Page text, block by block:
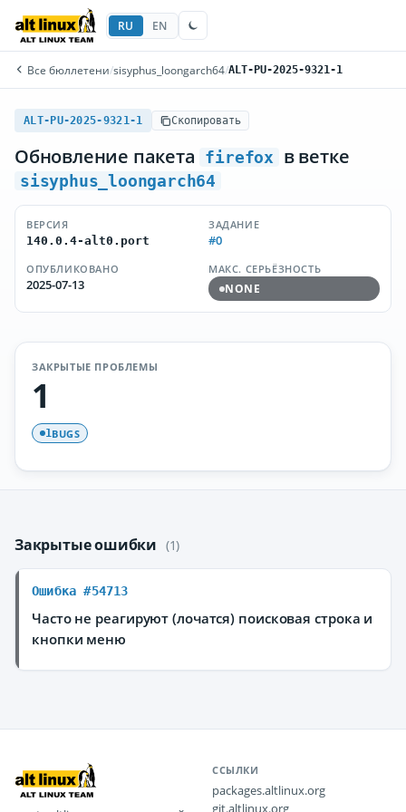
RU EN
Все бюллетени/sisyphus_loongarch64/ALT-PU-2025-9321-1
ALT-PU-2025-9321-1 Скопировать
Обновление пакета firefox в ветке
sisyphus_loongarch64
ВЕРСИЯ
140.0.4-alt0.port
ЗАДАНИЕ
#0
ОПУБЛИКОВАНО
2025-07-13
МАКС. СЕРЬЁЗНОСТЬ
NONE
ЗАКРЫТЫЕ ПРОБЛЕМЫ
1
1BUGS
Закрытые ошибки (1)
Ошибка #54713
Часто не реагируют (лочатся) поисковая строка и
кнопки меню
ССЫЛКИ
packages.altlinux.org
git.altlinux.org